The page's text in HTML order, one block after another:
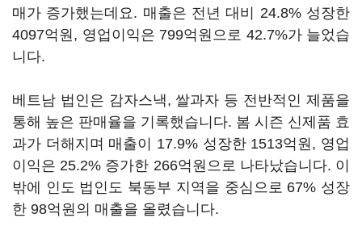
매가 증가했는데요. 매출은 전년 대비 24.8% 성장한
4097억원, 영업이익은 799억원으로 42.7%가 늘었습
니다.
베트남 법인은 감자스낵, 쌀과자 등 전반적인 제품을
통해 높은 판매율을 기록했습니다. 봄 시즌 신제품 효
과가 더해지며 매출이 17.9% 성장한 1513억원, 영업
이익은 25.2% 증가한 266억원으로 나타났습니다. 이
밖에 인도 법인도 북동부 지역을 중심으로 67% 성장
한 98억원의 매출을 올렸습니다.